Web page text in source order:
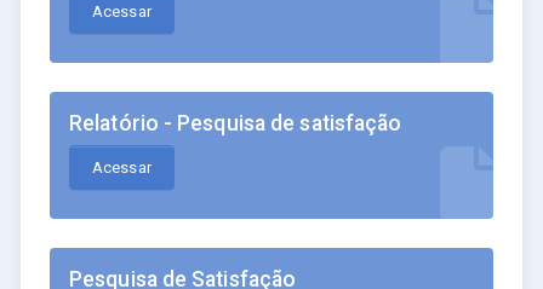
Acessar
Relatório - Pesquisa de satisfação
Acessar
Pesquisa de Satisfação